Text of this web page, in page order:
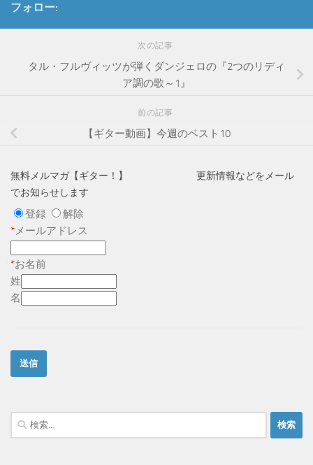
フォロー:
次の記事
タル・フルヴィッツが弾くダンジェロの『2つのリディ
ア調の歌～1』
前の記事
【ギター動画】今週のベスト10
無料メルマガ【ギター！】 更新情報などをメール
でお知らせします
登録
解除
*メールアドレス
*お名前
姓
名
検
索: